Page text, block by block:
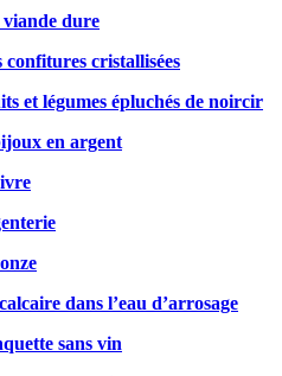
dure
cristallisées
et légumes épluchés de noircir
en argent
dans l’eau d’arrosage
sans vin